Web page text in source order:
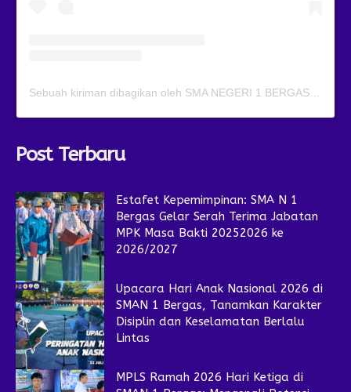
Post Terbaru
Estafet Kepemimpinan: SMA N 1
Bergas Gelar Serah Terima Jabatan
MPK Masa Bakti 20252026 ke
2026/2027
Upacara Hari Anak Nasional 2026 di
SMAN 1 Bergas, Tanamkan Karakter
Disiplin dan Keselamatan Berlalu
Lintas
MPLS Ramah 2026 Hari Ketiga di